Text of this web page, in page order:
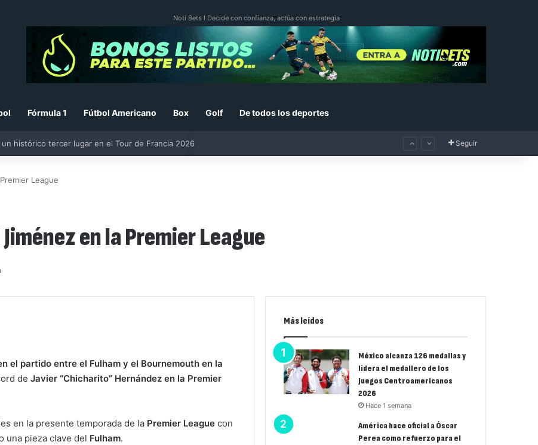
Noti Bets I Decide con confianza, actúa con estrategia
Fórmula 1 Fútbol Americano Box Golf De todos los deportes
histórico tercer lugar en el Tour de Francia 2026 Seguir
League
en la Premier League
el partido entre el Fulham y el Bournemouth en la
de Javier “Chicharito” Hernández en la Premier
en la presente temporada de la Premier League con
una pieza clave del Fulham.
Más leídos
México alcanza 126 medallas y
lidera el medallero de los
Juegos Centroamericanos
2026
Hace 1 semana
América hace oficial a Óscar
Perea como refuerzo para el